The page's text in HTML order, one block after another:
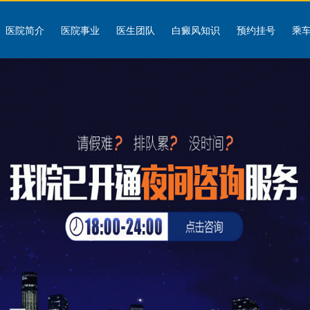
医院简介 医院事业 医生团队 白癜风知识 预约挂号 乘